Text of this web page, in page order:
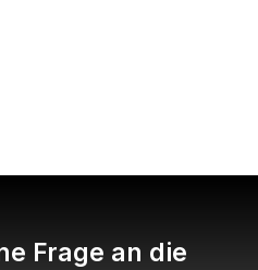
Frage an die